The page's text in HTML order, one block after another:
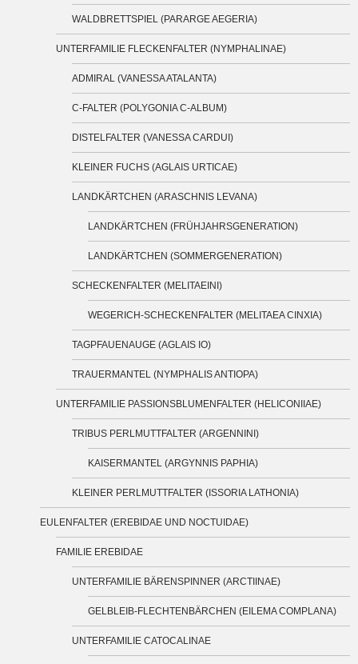
WALDBRETTSPIEL (PARARGE AEGERIA)
UNTERFAMILIE FLECKENFALTER (NYMPHALINAE)
ADMIRAL (VANESSA ATALANTA)
C-FALTER (POLYGONIA C-ALBUM)
DISTELFALTER (VANESSA CARDUI)
KLEINER FUCHS (AGLAIS URTICAE)
LANDKÄRTCHEN (ARASCHNIS LEVANA)
LANDKÄRTCHEN (FRÜHJAHRSGENERATION)
LANDKÄRTCHEN (SOMMERGENERATION)
SCHECKENFALTER (MELITAEINI)
WEGERICH-SCHECKENFALTER (MELITAEA CINXIA)
TAGPFAUENAUGE (AGLAIS IO)
TRAUERMANTEL (NYMPHALIS ANTIOPA)
UNTERFAMILIE PASSIONSBLUMENFALTER (HELICONIIAE)
TRIBUS PERLMUTTFALTER (ARGENNINI)
KAISERMANTEL (ARGYNNIS PAPHIA)
KLEINER PERLMUTTFALTER (ISSORIA LATHONIA)
EULENFALTER (EREBIDAE UND NOCTUIDAE)
FAMILIE EREBIDAE
UNTERFAMILIE BÄRENSPINNER (ARCTIINAE)
GELBLEIB-FLECHTENBÄRCHEN (EILEMA COMPLANA)
UNTERFAMILIE CATOCALINAE